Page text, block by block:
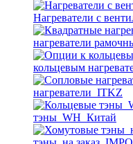
Нагреватели с
нагреватели
кольцевым
нагреватели_ITKZ
тэны_WH_Китай